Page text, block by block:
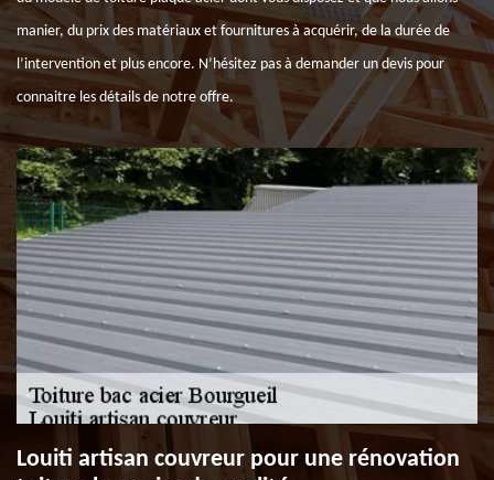
manier, du prix des matériaux et fournitures à acquérir, de la durée de
l’intervention et plus encore. N’hésitez pas à demander un devis pour
connaitre les détails de notre offre.
Louiti artisan couvreur pour une rénovation